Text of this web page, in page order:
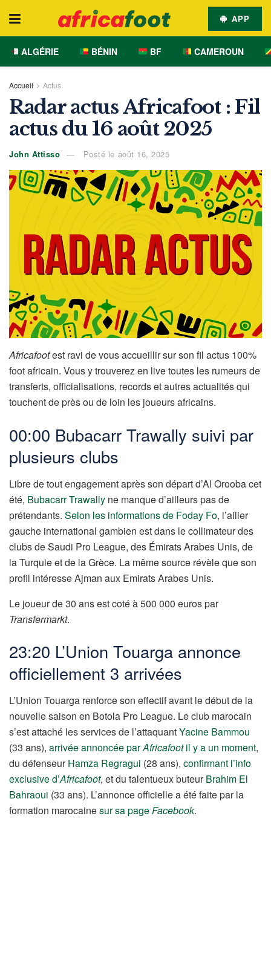
APP
ALGÉRIE BÉNIN BF CAMEROUN
Accueil Actus
Radar actus Africafoot : Fil
actus du 16 août 2025
John Attisso Posté le août 16, 2025
Africafootest ravi de vous accueillir sur son fil actus 100%
foot africain. Vous y trouverez en live toutes les rumeurs de
transferts, officialisations, records et autres actualités qui
touchent de près ou de loin les joueurs africains.
00:00 Bubacarr Trawally suivi par
plusieurs clubs
Libre de tout engagement après son départ d’Al Orooba cet
été, Bubacarr Trawally ne manque d’ailleurs pas de
prétendants. Selon les informations de Foday Fo, l’ailier
gauche international gambien est dans le collimateur des
clubs de Saudi Pro League, des Émirats Arabes Unis, de
la Turquie et de la Grèce. La même source révèle que son
profil intéresse Ajman aux Emirats Arabes Unis.
Le joueur de 30 ans est coté à 500 000 euros par
Transfermarkt.
23:20 L’Union Touarga annonce
officiellement 3 arrivées
L’Union Touarga renforce son effectif avant le début de la
nouvelle saison en Botola Pro League. Le club marocain
s’est attaché les services de l’attaquantYacine Bammou
(33 ans), arrivée annoncée parAfricafootil y a un moment,
du défenseurHamza Regragui (28 ans), confirmant l’info
exclusive d’Africafoot, et du talentueux buteurBrahim El
Bahraoui (33 ans). L’annonce officielle a été faite par la
formation marocainesur sa pageFacebook.